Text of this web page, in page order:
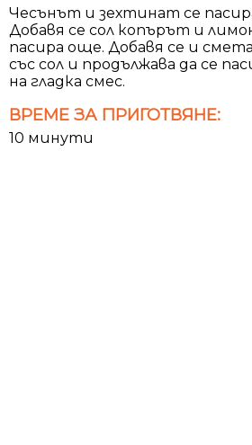
Чесънът и зехтинат се
Добавя се сол копърът и
пасира още. Добавя се и
със сол и продължава да се
на гладка смес.
ВРЕМЕ ЗА ПРИГОТВЯНЕ:
10 минути